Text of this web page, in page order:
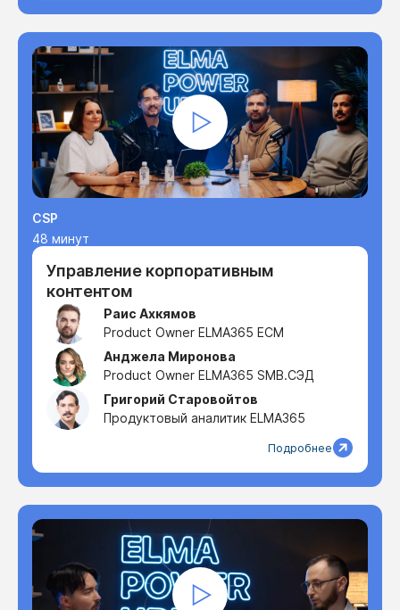
CSP
48 минут
Управление корпоративным
контентом
Раис Ахкямов
Product Owner ELMA365 ECM
Анджела Миронова
Product Owner ELMA365 SMB.СЭД
Григорий Старовойтов
Продуктовый аналитик ELMA365
Подробнее